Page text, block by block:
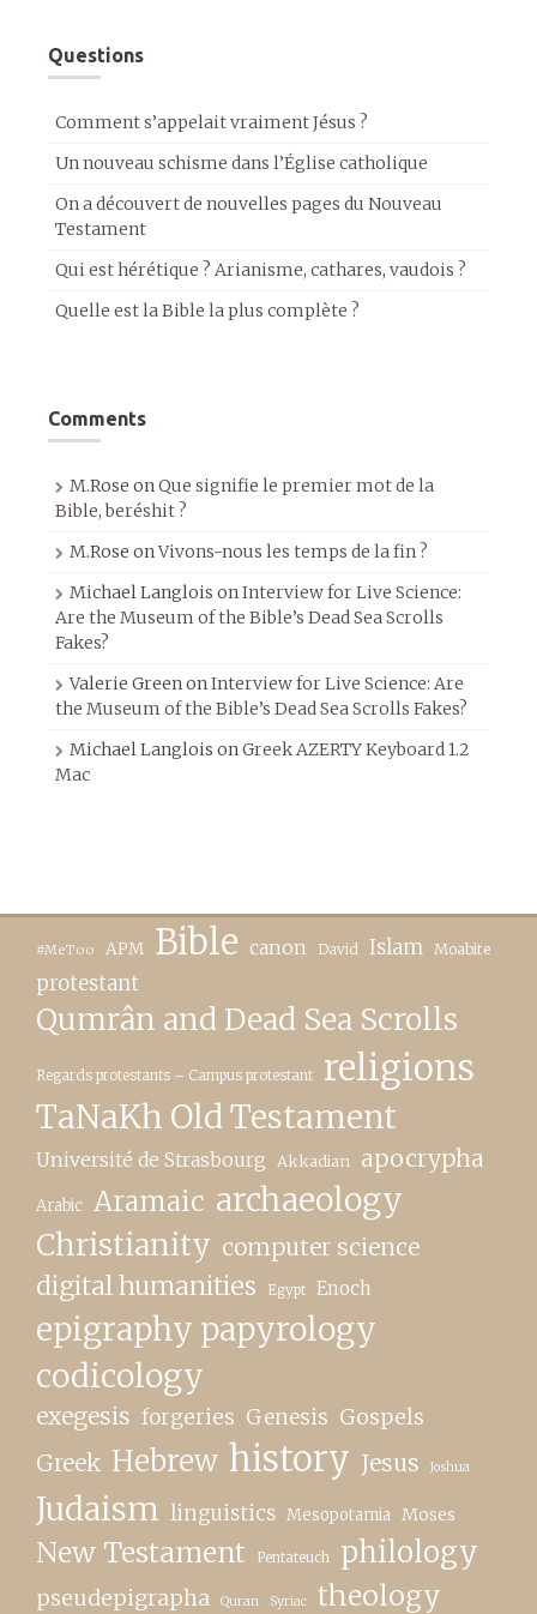
Questions
Comment s’appelait vraiment Jésus ?
Un nouveau schisme dans l’Église catholique
On a découvert de nouvelles pages du Nouveau
Testament
Qui est hérétique ? Arianisme, cathares, vaudois ?
Quelle est la Bible la plus complète ?
Comments
M.Rose onQue signifie le premier mot de la
Bible, beréshit ?
M.Rose onVivons-nous les temps de la fin ?
Michael Langlois onInterview for Live Science:
Are the Museum of the Bible’s Dead Sea Scrolls
Fakes?
Valerie GreenonInterview for Live Science: Are
the Museum of the Bible’s Dead Sea Scrolls Fakes?
Michael Langlois onGreek AZERTY Keyboard 1.2
Mac
#MeToo APM Bible canon David Islam Moabite
protestant
Qumrân and Dead Sea Scrolls
Regards protestants – Campus protestant religions
TaNaKh Old Testament
Université de Strasbourg Akkadian apocrypha
Arabic Aramaic archaeology
Christianity computer science
digital humanities Egypt Enoch
epigraphy papyrology
codicology
exegesis forgeries Genesis Gospels
Greek Hebrew history Jesus Joshua
Judaism linguistics Mesopotamia Moses
New Testament Pentateuch philology
pseudepigrapha Quran Syriac theology